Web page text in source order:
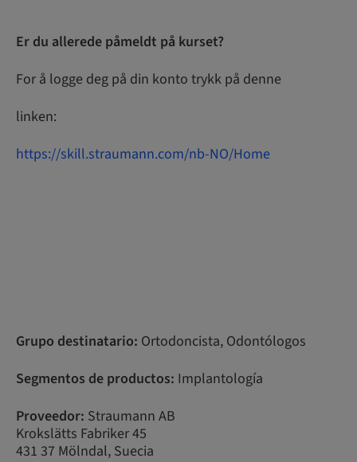
Er du allerede påmeldt på kurset?
For å logge deg på din konto trykk på denne
linken:
https://skill.straumann.com/nb-NO/Home
Grupo destinatario: Ortodoncista, Odontólogos
Segmentos de productos: Implantología
Proveedor: Straumann AB
Krokslätts Fabriker 45
431 37 Mölndal, Suecia